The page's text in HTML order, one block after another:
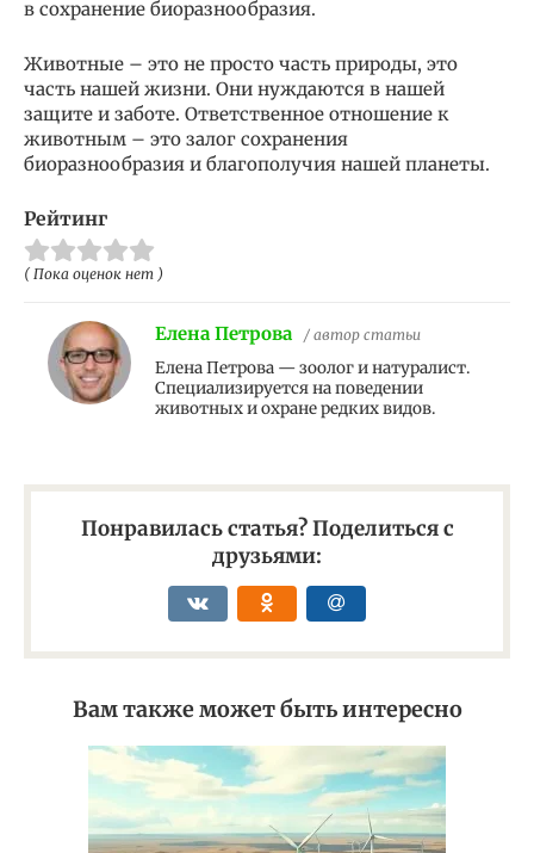
в сохранение биоразнообразия.
Животные – это не просто часть природы, это
часть нашей жизни. Они нуждаются в нашей
защите и заботе. Ответственное отношение к
животным – это залог сохранения
биоразнообразия и благополучия нашей планеты.
Рейтинг
( Пока оценок нет )
Елена Петрова / автор статьи
Елена Петрова — зоолог и натуралист.
Специализируется на поведении
животных и охране редких видов.
Понравилась статья? Поделиться с
друзьями:
Вам также может быть интересно